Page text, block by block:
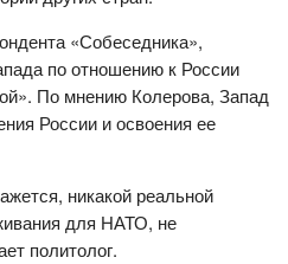
«Собеседника»,
по отношению к России
По мнению Колерова, Запад
России и освоения ее
никакой реальной
для НАТО, не
политолог.